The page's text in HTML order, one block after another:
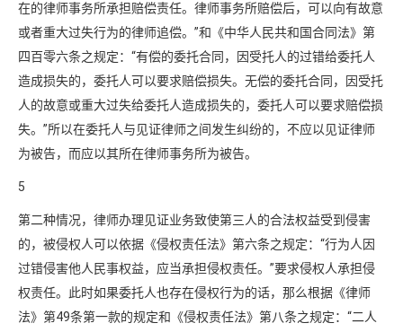
在的律师事务所承担赔偿责任。律师事务所赔偿后，可以向有故意
或者重大过失行为的律师追偿。”和《中华人民共和国合同法》第
四百零六条之规定：“有偿的委托合同，因受托人的过错给委托人
造成损失的，委托人可以要求赔偿损失。无偿的委托合同，因受托
人的故意或重大过失给委托人造成损失的，委托人可以要求赔偿损
失。”所以在委托人与见证律师之间发生纠纷的，不应以见证律师
为被告，而应以其所在律师事务所为被告。
5
第二种情况，律师办理见证业务致使第三人的合法权益受到侵害
的，被侵权人可以依据《侵权责任法》第六条之规定：“行为人因
过错侵害他人民事权益，应当承担侵权责任。”要求侵权人承担侵
权责任。此时如果委托人也存在侵权行为的话，那么根据《律师
法》第49条第一款的规定和《侵权责任法》第八条之规定：“二人